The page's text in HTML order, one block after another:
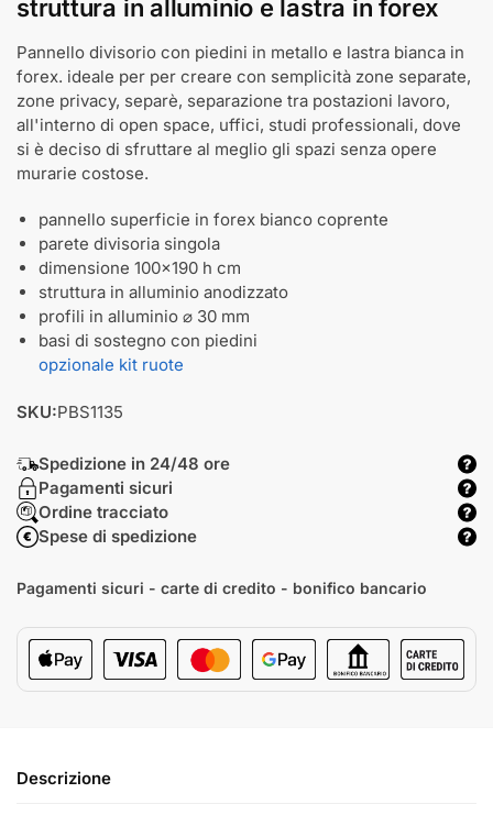
struttura in alluminio e lastra in forex
Pannello divisorio con piedini in metallo e lastra bianca in
forex. ideale per per creare con semplicità zone separate,
zone privacy, separè, separazione tra postazioni lavoro,
all'interno di open space, uffici, studi professionali, dove
si è deciso di sfruttare al meglio gli spazi senza opere
murarie costose.
pannello superficie in forex bianco coprente
parete divisoria singola
dimensione 100x190 h cm
struttura in alluminio anodizzato
profili in alluminio ⌀ 30 mm
basi di sostegno con piedini
opzionale kit ruote
SKU:PBS1135
Spedizione in 24/48 ore
Pagamenti sicuri
Ordine tracciato
Spese di spedizione
Pagamenti sicuri - carte di credito - bonifico bancario
Descrizione